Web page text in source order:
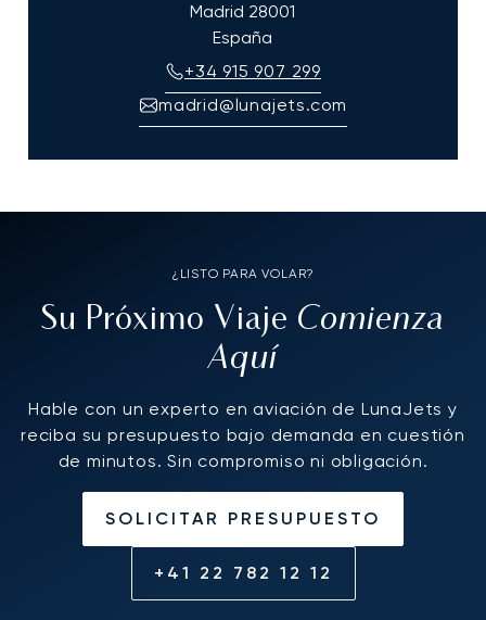
Madrid 28001
España
+34 915 907 299
madrid@lunajets.com
¿LISTO PARA VOLAR?
Su Próximo Viaje Comienza
Aquí
Hable con un experto en aviación de LunaJets y
reciba su presupuesto bajo demanda en cuestión
de minutos. Sin compromiso ni obligación.
SOLICITAR PRESUPUESTO
+41 22 782 12 12